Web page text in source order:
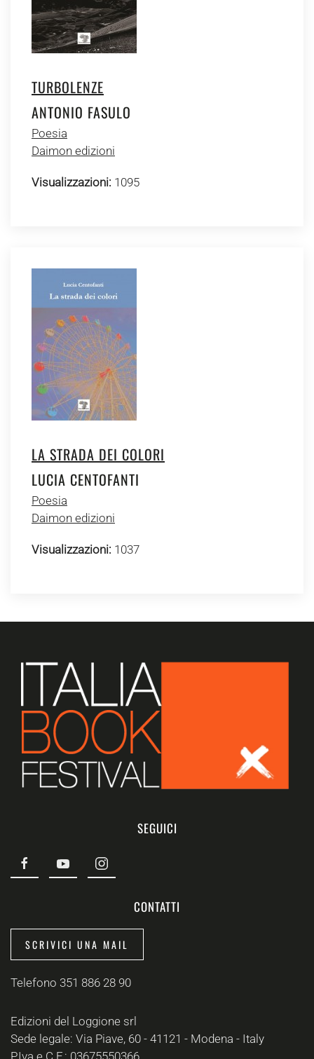
TURBOLENZE
ANTONIO FASULO
Poesia
Daimon edizioni
Visualizzazioni: 1095
LA STRADA DEI COLORI
LUCIA CENTOFANTI
Poesia
Daimon edizioni
Visualizzazioni: 1037
SEGUICI
CONTATTI
SCRIVICI UNA MAIL
Telefono 351 886 28 90
Edizioni del Loggione srl
Sede legale: Via Piave, 60 - 41121 - Modena - Italy